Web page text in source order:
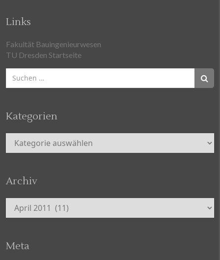
Links
Fakultät Bauingenieurwesen
TU Dresden Startseite
Suchen
nach:
Kategorien
Kategorien
Archiv
Archiv
Meta